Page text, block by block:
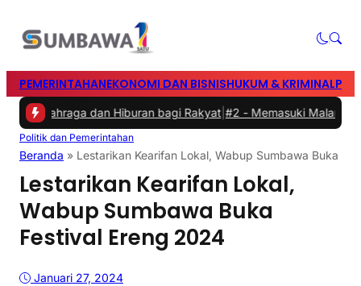
PEMERINTAHANEKONOMI DAN BISNISHUKUM & KRIMINAL
dan Hiburan bagi Rakyat |#2 -Memasuki Malam Kedua
Politik dan Pemerintahan
Beranda » Lestarikan Kearifan Lokal, Wabup Sumbawa Buka
Lestarikan Kearifan Lokal,
Wabup Sumbawa Buka
Festival Ereng 2024
Januari 27, 2024